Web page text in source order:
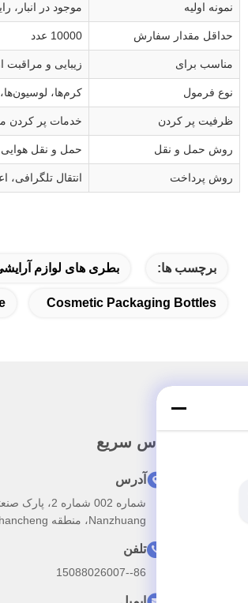
نمونه اولیه موجود در انبار،
حداقل مقدار سفارش 10000 عدد
مناسب برای زیبایی و
نوع فرمول کرم‌ها،
ظرفیت پر کردن خدمات پر کردن
روش حمل و نقل حمل و نقل
روش پرداخت انتقال تلگرافی،
برچسب ها: بطری های لوازم
Cosmetic Packaging Bottles
تماس سریع
آدرس
Nanzhuang، منطقه Chancheng، شهر فوشان، چین.
تلفن
86--15088026007